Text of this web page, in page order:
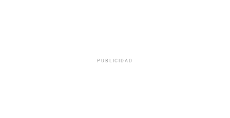
PUBLICIDAD